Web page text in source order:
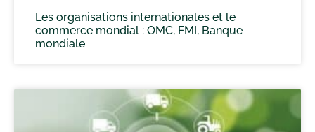
Les organisations internationales et le
commerce mondial : OMC, FMI, Banque
mondiale